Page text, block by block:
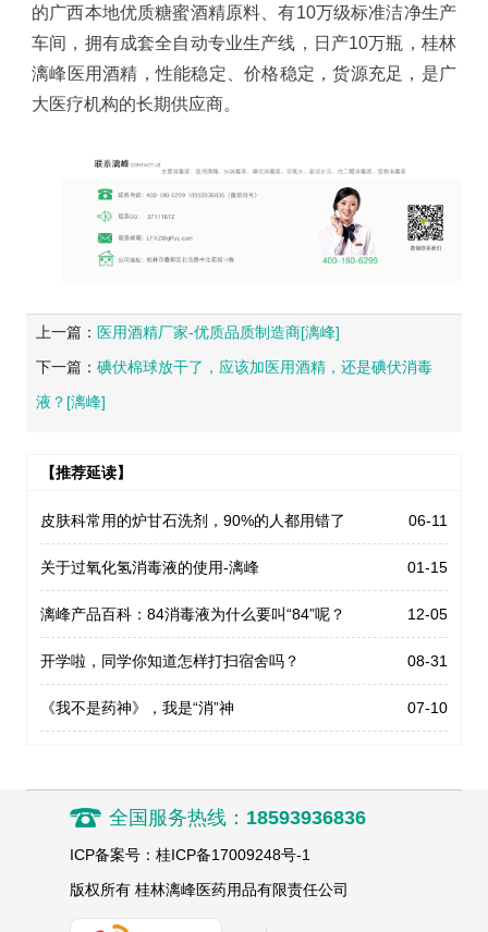
的广西本地优质糖蜜酒精原料、有10万级标准洁净生产
车间，拥有成套全自动专业生产线，日产10万瓶，桂林
漓峰医用酒精，性能稳定、价格稳定，货源充足，是广
大医疗机构的长期供应商。
上一篇： 医用酒精厂家-优质品质制造商[漓峰]
下一篇： 碘伏棉球放干了，应该加医用酒精，还是碘伏消毒
液？[漓峰]
【推荐延读】
06-11
皮肤科常用的炉甘石洗剂，90%的人都用错了
01-15
关于过氧化氢消毒液的使用-漓峰
12-05
漓峰产品百科：84消毒液为什么要叫“84”呢？
08-31
开学啦，同学你知道怎样打扫宿舍吗？
07-10
《我不是药神》，我是“消”神
全国服务热线： 18593936836
ICP备案号：桂ICP备17009248号-1
版权所有 桂林漓峰医药用品有限责任公司